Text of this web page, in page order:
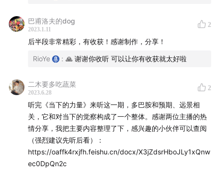
22:50
【街边的面包店：其实咖啡和羊角面包都没有变，
变的是你的预期】
25:30 【一个大脑，两个世界：近体空间和远体空间】
【两种快乐：I am going to have a new iPhone 和
I just got a new iPhone】
「早期爱情就像旋转木马，它可以给你带来一圈又
一圈的美妙旅程，但是总会停在最开始的地方」
巴甫洛夫的dog
2023.1.11
2
后半段非常精彩，有收获！感谢制作，分享！
RioYe : 🙏 谢谢你收听 可以让你有收获就太好啦
二木要多吃蔬菜
2023.6.28
2
听完《当下的力量》来听这一期，多巴胺和预期、远景相
关，它和对当下的觉察构成了一个整体。感谢两位主播的热
情分享，我把主要内容整理了下，感兴趣的小伙伴可以查阅
（强烈建议先听后看）：
https://oaffk4rxjfh.feishu.cn/docx/X3jZdsrHboJLy1xQnw
ec0DpQn2c